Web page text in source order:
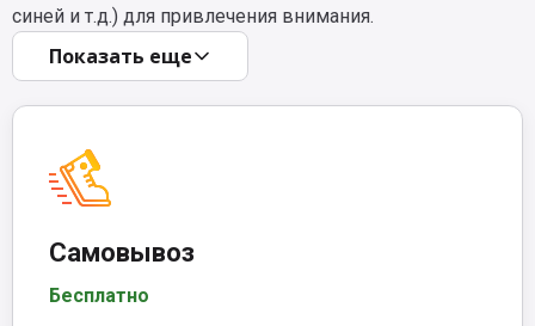
синей и т.д.) для привлечения внимания.
Показать еще
Самовывоз
Бесплатно